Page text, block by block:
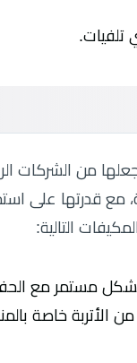
تلفيات.
من الشركات
مع قدرتها على
التالية:
مستمر مع
الأتربة خاصة